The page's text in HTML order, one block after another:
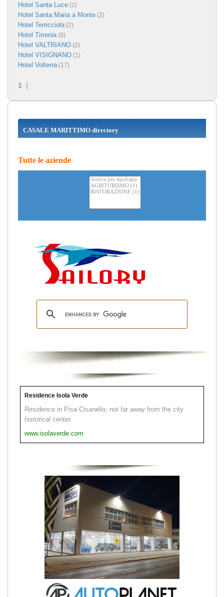
Hotel Santa Luce (2)
Hotel Santa Maria a Monte (2)
Hotel Terricciola(2)
Hotel Tirrenia(9)
Hotel VALTRIANO (2)
Hotel VISIGNANO (1)
Hotel Volterra(17)
1 |
CASALE MARITTIMO directory
Tutte le aziende
Residence Isola Verde
Residence in Pisa Cisanello, not far away from the city
historical center.
www.isolaverde.com